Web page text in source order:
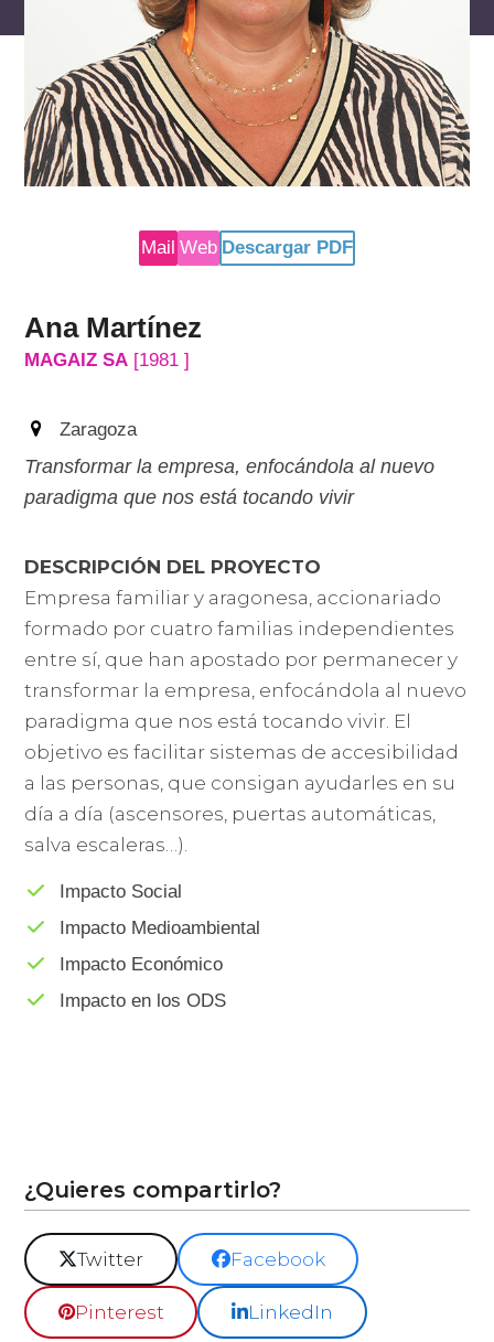
Mail Web Descargar PDF
Ana Martínez
MAGAIZ SA [1981 ]
Zaragoza
Transformar la empresa, enfocándola al nuevo
paradigma que nos está tocando vivir
DESCRIPCIÓN DEL PROYECTO
Empresa familiar y aragonesa, accionariado
formado por cuatro familias independientes
entre sí, que han apostado por permanecer y
transformar la empresa, enfocándola al nuevo
paradigma que nos está tocando vivir. El
objetivo es facilitar sistemas de accesibilidad
a las personas, que consigan ayudarles en su
día a día (ascensores, puertas automáticas,
salva escaleras…).
Impacto Social
Impacto Medioambiental
Impacto Económico
Impacto en los ODS
¿Quieres compartirlo?
Twitter Facebook
Pinterest LinkedIn
reservados